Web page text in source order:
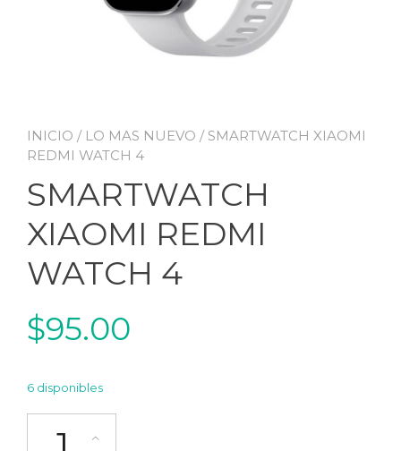
INICIO / LO MAS NUEVO / SMARTWATCH XIAOMI
REDMI WATCH 4
SMARTWATCH
XIAOMI REDMI
WATCH 4
$95.00
6 disponibles